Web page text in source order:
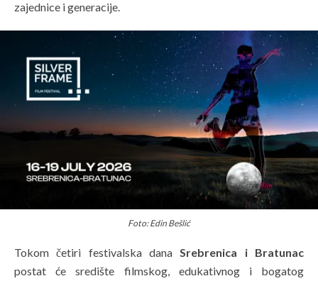
zajednice i generacije.
Foto: Edin Bešlić
Tokom četiri festivalska danaSrebrenica i Bratunac
postat će središte filmskog, edukativnog i bogatog